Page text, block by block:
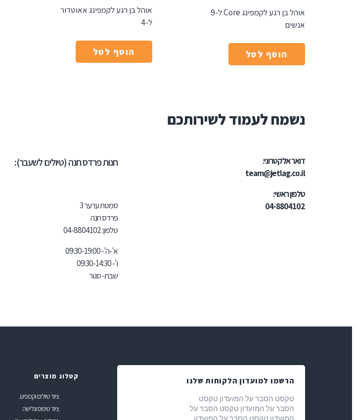
אוהל בן רגע לקמפינג Core ל-9
אנשים
הוסף לסל
אוהל בן רגע לקמפינג אאוטדור
ל-4
הוסף לסל
נשמח לעמוד לשירותכם
דואר אלקטרוני:
team@jetlag.co.il
טלפון ראשי:
04-8804102
חנות פרדס חנה (טיולים לשעבר):
סמטת ערער 3
פרדס חנה
טלפון:
04-8804102
א'-ה'- 09:30-19:00
ו'- 09:30-14:30
שבת- סגור
הרשמו למועדון הלקוחות שלנו
טקסט הסבר על המועדון טקסט
הסבר על המועדון טקסט הסבר על
המועדון טקסט הסבר על המועדון
קטלוג מוצרים
ציוד טיולים וקמפינג
ציוד טיפוס וגלישה